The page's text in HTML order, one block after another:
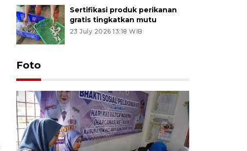
Sertifikasi produk perikanan
gratis tingkatkan mutu
23 July 2026 13:18 WIB
Foto